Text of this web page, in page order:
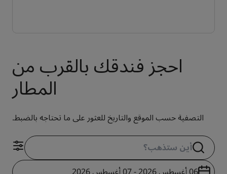
احجز فندقك بالقرب من
المطار
التصفية حسب الموقع والتاريخ للعثور على ما تحتاجه بالضبط.